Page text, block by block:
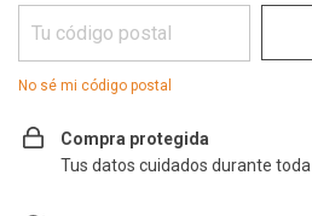
No sé mi código postal
Compra protegida
Tus datos cuidados durante toda